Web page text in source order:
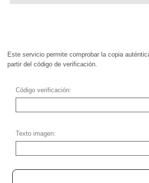
Este servicio permite comprobar la copia
partir del código de verificación.
Código verificación
Texto imagen